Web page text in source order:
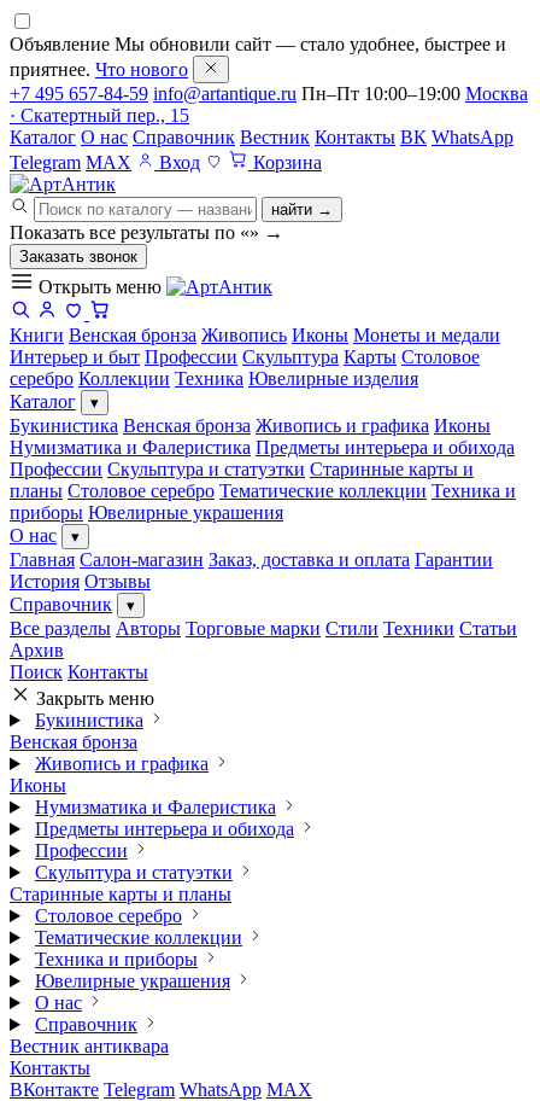
Объявление Мы обновили сайт — стало удобнее, быстрее и
приятнее. Что нового
+7 495 657-84-59 info@artantique.ru Пн–Пт 10:00–19:00 Москва
· Скатертный пер., 15
Каталог О нас Справочник Вестник Контакты ВК WhatsApp
Telegram MAX Вход Корзина
найти →
Показать все результаты по «» →
Заказать звонок
Открыть меню
Книги Венская бронза Живопись Иконы Монеты и медали
Интерьер и быт Профессии Скульптура Карты Столовое
серебро Коллекции Техника Ювелирные изделия
Каталог
▾
Букинистика Венская бронза Живопись и графика Иконы
Нумизматика и Фалеристика Предметы интерьера и обихода
Профессии Скульптура и статуэтки Старинные карты и
планы Столовое серебро Тематические коллекции Техника и
приборы Ювелирные украшения
О нас
▾
Главная Салон-магазин Заказ, доставка и оплата Гарантии
История Отзывы
Справочник
▾
Все разделы Авторы Торговые марки Стили Техники Статьи
Архив
Поиск Контакты
Закрыть меню
Букинистика
Венская бронза
Живопись и графика
Иконы
Нумизматика и Фалеристика
Предметы интерьера и обихода
Профессии
Скульптура и статуэтки
Старинные карты и планы
Столовое серебро
Тематические коллекции
Техника и приборы
Ювелирные украшения
О нас
Справочник
Вестник антиквара
Контакты
ВКонтакте Telegram WhatsApp MAX